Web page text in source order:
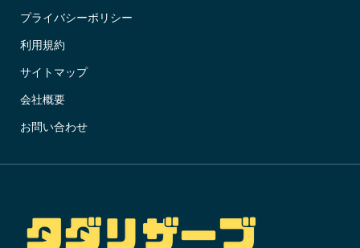
プライバシーポリシー
利用規約
サイトマップ
会社概要
お問い合わせ